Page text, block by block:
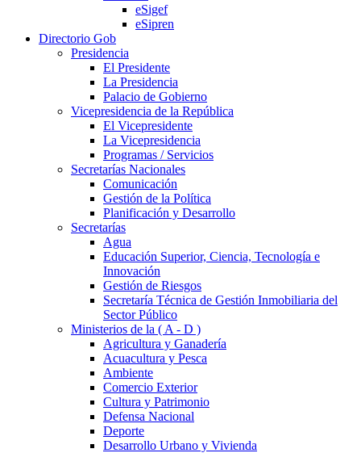
eSigef
eSipren
Directorio Gob
Presidencia
El Presidente
La Presidencia
Palacio de Gobierno
Vicepresidencia de la República
El Vicepresidente
La Vicepresidencia
Programas / Servicios
Secretarías Nacionales
Comunicación
Gestión de la Política
Planificación y Desarrollo
Secretarías
Agua
Educación Superior, Ciencia, Tecnología e
Innovación
Gestión de Riesgos
Secretaría Técnica de Gestión Inmobiliaria del
Sector Público
Ministerios de la ( A - D )
Agricultura y Ganadería
Acuacultura y Pesca
Ambiente
Comercio Exterior
Cultura y Patrimonio
Defensa Nacional
Deporte
Desarrollo Urbano y Vivienda